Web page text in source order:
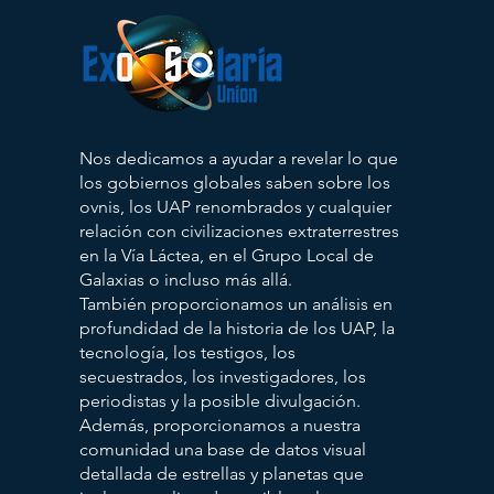
Nos dedicamos a ayudar a revelar lo que
los gobiernos globales saben sobre los
ovnis, los UAP renombrados y cualquier
relación con civilizaciones extraterrestres
en la Vía Láctea, en el Grupo Local de
Galaxias o incluso más allá.
También proporcionamos un análisis en
profundidad de la historia de los UAP, la
tecnología, los testigos, los
secuestrados, los investigadores, los
periodistas y la posible divulgación.
Además, proporcionamos a nuestra
comunidad una base de datos visual
detallada de estrellas y planetas que